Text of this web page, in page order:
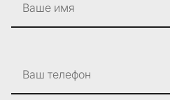
Ваше имя
Ваш телефон